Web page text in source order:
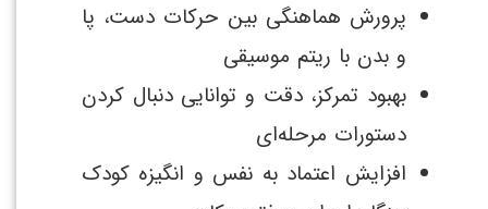
پرورش هماهنگی بین حرکات دست، پا
و بدن با ریتم موسیقی
بهبود تمرکز، دقت و توانایی دنبال کردن
دستورات مرحله‌ای
افزایش اعتماد به نفس و انگیزه کودک